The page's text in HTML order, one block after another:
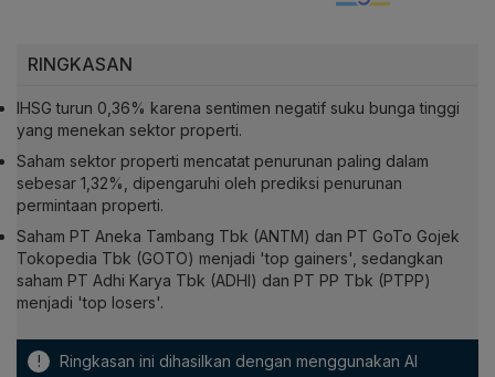
RINGKASAN
IHSG turun 0,36% karena sentimen negatif suku bunga tinggi
yang menekan sektor properti.
Saham sektor properti mencatat penurunan paling dalam
sebesar 1,32%, dipengaruhi oleh prediksi penurunan
permintaan properti.
Saham PT Aneka Tambang Tbk (ANTM) dan PT GoTo Gojek
Tokopedia Tbk (GOTO) menjadi 'top gainers', sedangkan
saham PT Adhi Karya Tbk (ADHI) dan PT PP Tbk (PTPP)
menjadi 'top losers'.
! Ringkasan ini dihasilkan dengan menggunakan AI